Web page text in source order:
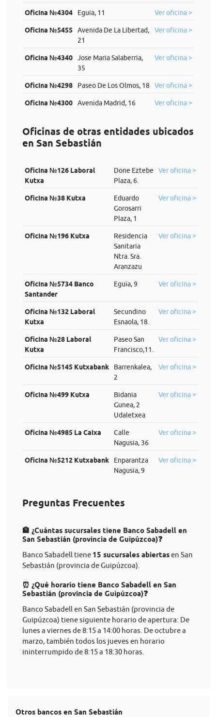
Oficina №4304 Eguia, 11 Ver oficina >
Oficina №5455
Avenida De La Libertad,
21
Ver oficina >
Oficina №4340
Jose Maria Salaberria,
35
Ver oficina >
Oficina №4298 Paseo De Los Olmos, 18 Ver oficina >
Oficina №4300 Avenida Madrid, 16 Ver oficina >
Oficinas de otras entidades ubicados
en San Sebastián
Oficina №126 Laboral
Kutxa
Done Eztebe
Plaza, 6.
Ver oficina >
Oficina №38 Kutxa
Eduardo
Gorosarri
Plaza, 1
Ver oficina >
Oficina №196 Kutxa
Residencia
Sanitaria
Ntra. Sra.
Aranzazu
Ver oficina >
Oficina №5734 Banco
Santander
Eguia, 9 Ver oficina >
Oficina №132 Laboral
Kutxa
Secundino
Esnaola, 18.
Ver oficina >
Oficina №28 Laboral
Kutxa
Paseo San
Francisco,11.
Ver oficina >
Oficina №5145 Kutxabank
Barrenkalea,
2
Ver oficina >
Oficina №499 Kutxa
Bidania
Gunea, 2
Udaletxea
Ver oficina >
Oficina №4985 La Caixa
Calle
Nagusia, 36
Ver oficina >
Oficina №5212 Kutxabank
Enparantza
Nagusia, 9
Ver oficina >
Preguntas Frecuentes
🏦 ¿Cuántas sucursales tiene Banco Sabadell en
San Sebastián (provincia de Guipúzcoa)❓
Banco Sabadell tiene 15 sucursales abiertasen San
Sebastián (provincia de Guipúzcoa).
⏰ ¿Qué horario tiene Banco Sabadell en San
Sebastián (provincia de Guipúzcoa)❓
Banco Sabadell en San Sebastián (provincia de
Guipúzcoa) tiene siguiente horario de apertura: De
lunes a viernes de 8:15 a 14:00 horas. De octubre a
marzo, también todos los jueves en horario
ininterrumpido de 8:15 a 18:30 horas.
Otros bancos en San Sebastián